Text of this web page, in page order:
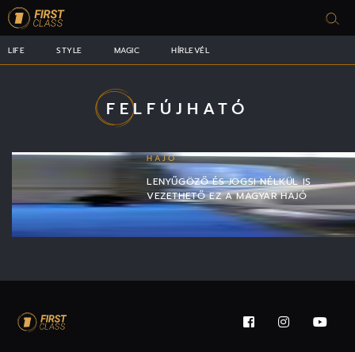
LIFE STYLE MAGIC HÍRLEVÉL
FELFÚJHATÓ
HAJÓ
LENYŰGÖZŐ ÉS JOGSI NÉLKÜL IS
VEZETHETŐ EZ A MAGYAR HAJÓ